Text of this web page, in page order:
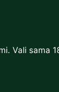
Vali sama